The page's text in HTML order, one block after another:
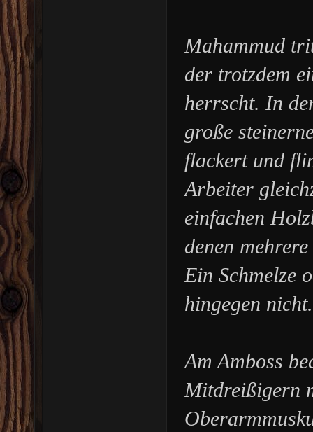
Mahammud
der trotzdem
herrscht. In
große
flackert und
Arbeiter
einfachen
denen
Ein Schmelze
hingegen
Am Amboss
Mitdreißigern